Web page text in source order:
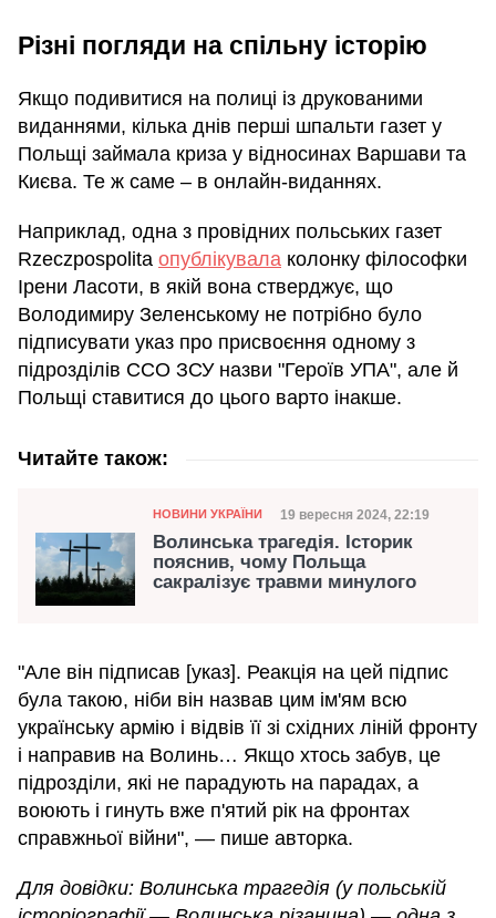
Різні погляди на спільну історію
Якщо подивитися на полиці із друкованими
виданнями, кілька днів перші шпальти газет у
Польщі займала криза у відносинах Варшави та
Києва. Те ж саме – в онлайн-виданнях.
Наприклад, одна з провідних польських газет
Rzeczpospolita опублікувала колонку філософки
Ірени Ласоти, в якій вона стверджує, що
Володимиру Зеленському не потрібно було
підписувати указ про присвоєння одному з
підрозділів ССО ЗСУ назви "Героїв УПА", але й
Польщі ставитися до цього варто інакше.
Читайте також:
Категорія
НОВИНИ УКРАЇНИ Дата публікації
19 вересня 2024, 22:19
Волинська трагедія. Історик
пояснив, чому Польща
сакралізує травми минулого
"Але він підписав [указ]. Реакція на цей підпис
була такою, ніби він назвав цим ім'ям всю
українську армію і відвів її зі східних ліній фронту
і направив на Волинь… Якщо хтось забув, це
підрозділи, які не парадують на парадах, а
воюють і гинуть вже п'ятий рік на фронтах
справжньої війни", — пише авторка.
Для довідки: Волинська трагедія (у польській